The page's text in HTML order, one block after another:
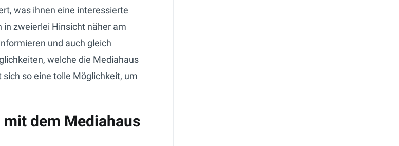
was ihnen eine interessierte
zweierlei Hinsicht näher am
und auch gleich
welche die Mediahaus
so eine tolle Möglichkeit, um
dem Mediahaus